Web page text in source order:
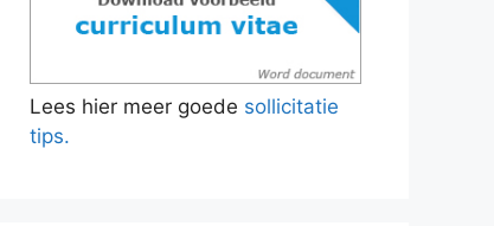
Lees hier meer goede sollicitatie
tips.